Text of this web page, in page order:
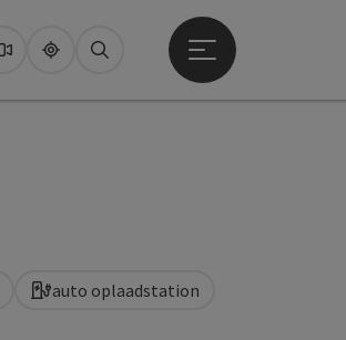
WebcamsUpperguide
Zoeken
Startmenu openen
auto oplaadstation